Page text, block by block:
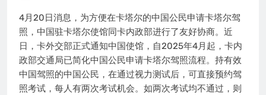
4月20日消息，为方便在卡塔尔的中国公民申请卡塔尔驾
照，中国驻卡塔尔使馆同卡内政部进行了友好协商。近
日，卡外交部正式通知中国使馆，自2025年4月起，卡内
政部交通局已简化中国公民申请卡塔尔驾照流程。持有效
中国驾照的中国公民，在通过视力测试后，可直接预约驾
照考试，每人有两次考试机会。如两次考试均不通过，则